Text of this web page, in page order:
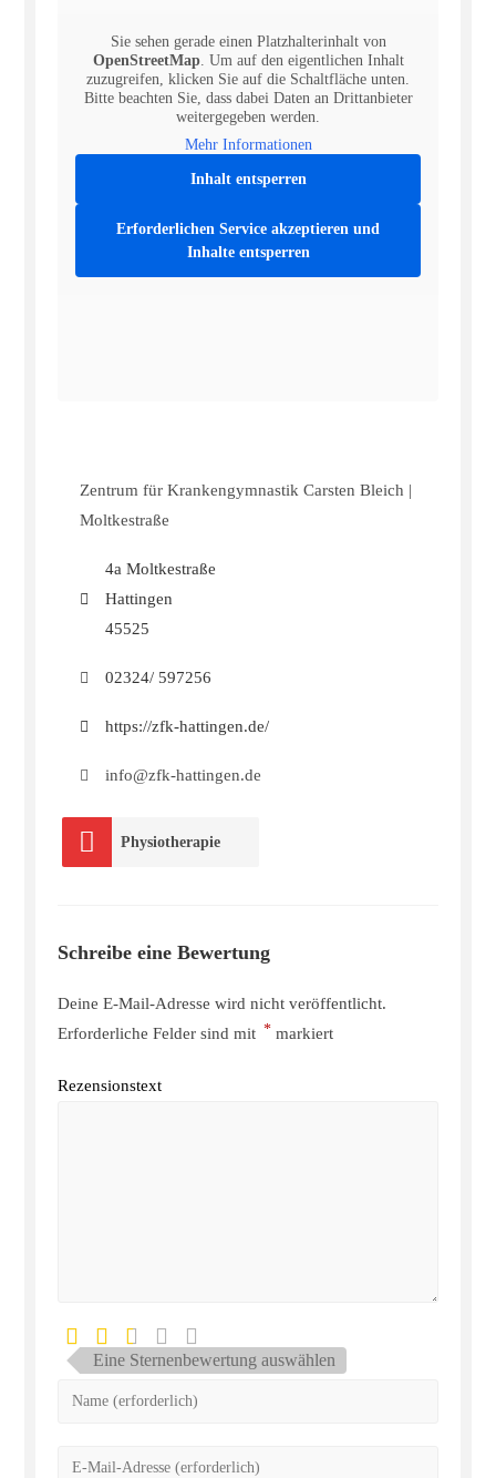
Sie sehen gerade einen Platzhalterinhalt von
OpenStreetMap. Um auf den eigentlichen Inhalt
zuzugreifen, klicken Sie auf die Schaltfläche unten.
Bitte beachten Sie, dass dabei Daten an Drittanbieter
weitergegeben werden.
Mehr Informationen
Inhalt entsperren
Erforderlichen Service akzeptieren und
Inhalte entsperren
Zentrum für Krankengymnastik Carsten Bleich |
Moltkestraße
4a Moltkestraße
Hattingen
45525
02324/ 597256
https://zfk-hattingen.de/
info@zfk-hattingen.de
Physiotherapie
Schreibe eine Bewertung
Deine E-Mail-Adresse wird nicht veröffentlicht.
Erforderliche Felder sind mit * markiert
Rezensionstext
Eine Sternenbewertung auswählen